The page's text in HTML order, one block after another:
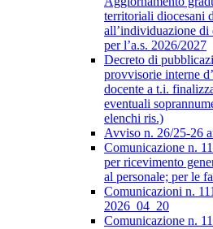
territoriali diocesani
all’individuazione di
per l’a.s. 2026/2027
Decreto di
provvisorie interne
docente a t.i.
eventuali
elenchi ris.)
Avviso n. 26/25-26
Comunicazione n.
per ricevimento
al personale; per le
Comunicazioni n.
2026_04_20
Comunicazione n.